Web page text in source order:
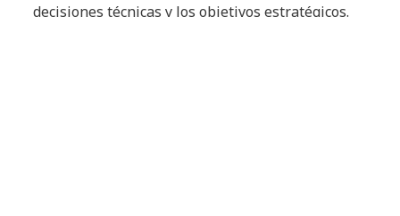
decisiones técnicas y los objetivos estratégicos.